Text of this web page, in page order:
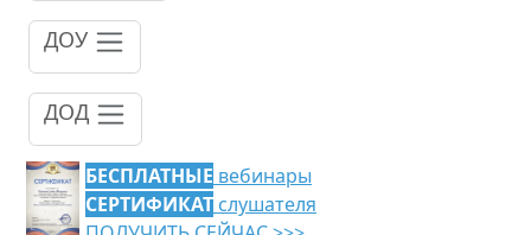
ДОУ
ДОД
БЕСПЛАТНЫЕ вебинары
СЕРТИФИКАТ слушателя